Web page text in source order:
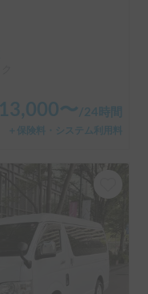
13,000〜 /24時間
＋保険料・システム利用料